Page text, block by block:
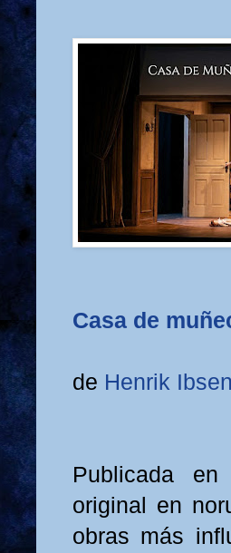
Casa de
de Henrik Ibsen
Publicada
original en
obras más